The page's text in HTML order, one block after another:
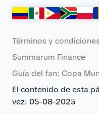
Términos y condiciones
Summarum Finance
Guía del fan: Copa
El contenido de esta
vez: 05-08-2025